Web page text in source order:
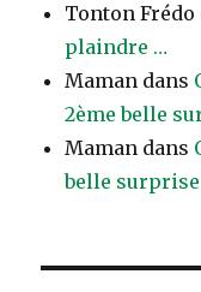
Tonton Frédo
plaindre …
Maman dans
2ème belle
Maman dans
belle surprise